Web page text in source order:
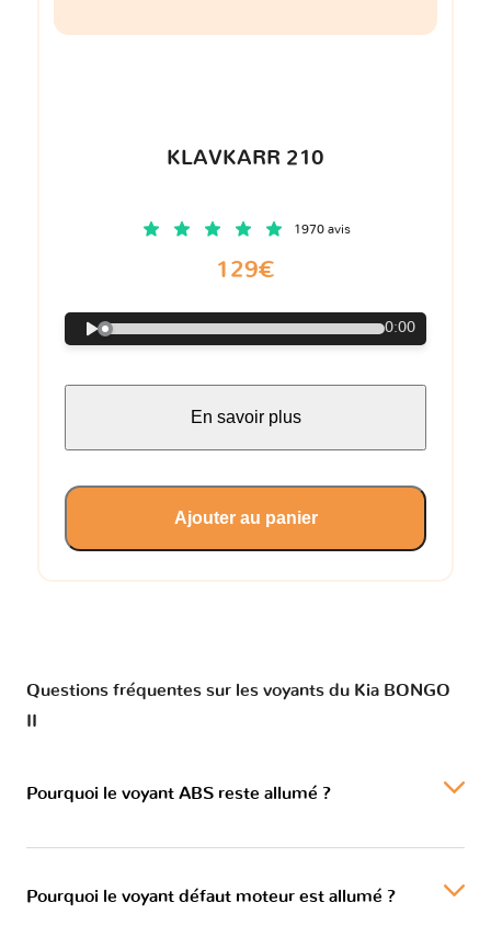
KLAVKARR 210
1970 avis
129€
0:00
En savoir plus
Ajouter au panier
Questions fréquentes sur les voyants du Kia BONGO
II
Pourquoi le voyant ABS reste allumé ?
Pourquoi le voyant défaut moteur est allumé ?